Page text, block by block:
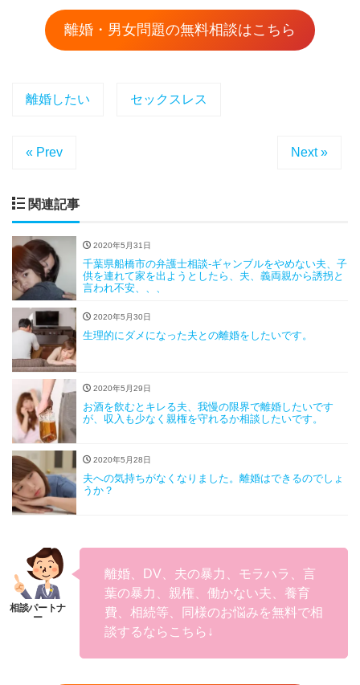
離婚・男女問題の無料相談はこちら
離婚したい セックスレス
« Prev Next »
関連記事
2020年5月31日
千葉県船橋市の弁護士相談-ギャンブルをやめない夫、子
供を連れて家を出ようとしたら、夫、義両親から誘拐と
言われ不安、、、
2020年5月30日
生理的にダメになった夫との離婚をしたいです。
2020年5月29日
お酒を飲むとキレる夫、我慢の限界で離婚したいです
が、収入も少なく親権を守れるか相談したいです。
2020年5月28日
夫への気持ちがなくなりました。離婚はできるのでしょ
うか？
離婚、DV、夫の暴力、モラハラ、言
葉の暴力、親権、働かない夫、養育
費、相続等、同様のお悩みを無料で相
談するならこちら↓